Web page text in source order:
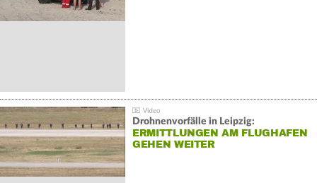
Drohnenvorfälle in Leipzig:
ERMITTLUNGEN AM FLUGHAFEN
GEHEN WEITER